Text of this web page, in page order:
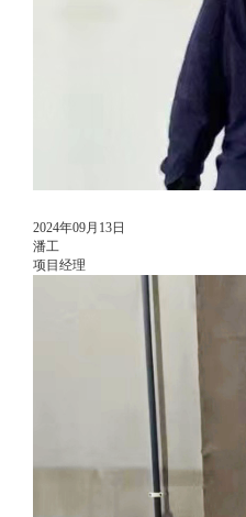
2024年09月13日
潘工
项目经理